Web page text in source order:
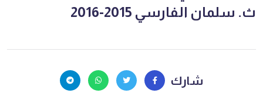
ث. سلمان الفارسي 2015-2016
شارك